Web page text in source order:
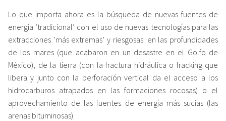
Lo que importa ahora es la búsqueda de nuevas fuentes de
energía ‘tradicional’ con el uso de nuevas tecnologías para las
extracciones ‘más extremas’ y riesgosas: en las profundidades
de los mares (que acabaron en un desastre en el Golfo de
México), de la tierra (con la fractura hidráulica o fracking que
libera y junto con la perforación vertical da el acceso a los
hidrocarburos atrapados en las formaciones rocosas) o el
aprovechamiento de las fuentes de energía más sucias (las
arenas bituminosas).